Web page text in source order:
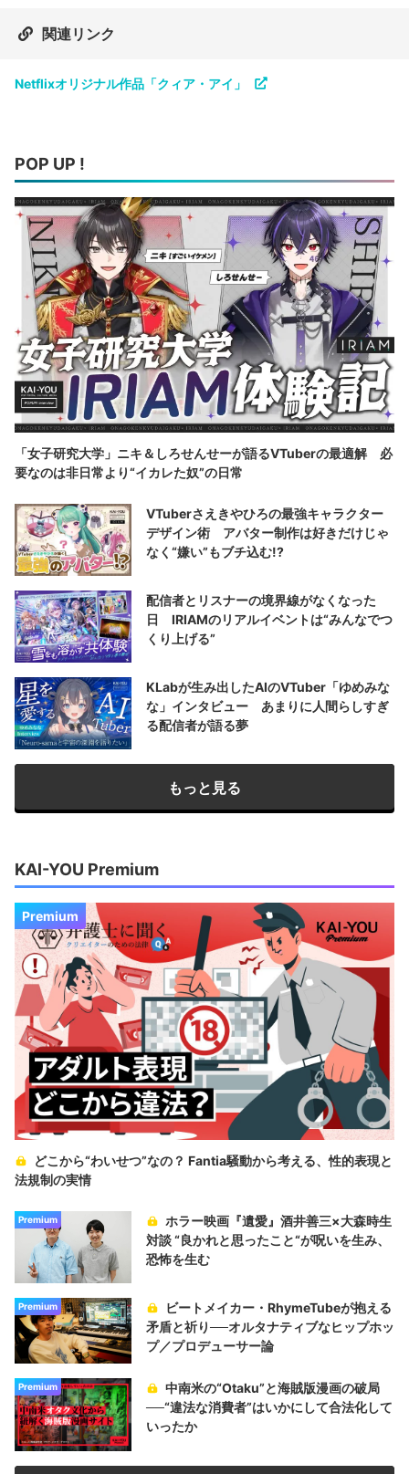
関連リンク
Netflixオリジナル作品「クィア・アイ」
POP UP !
「女子研究大学」ニキ＆しろせんせーが語るVTuberの最適解 必
要なのは非日常より“イカレた奴”の日常
VTuberさえきやひろの最強キャラクター
デザイン術 アバター制作は好きだけじゃ
なく“嫌い”もブチ込む!?
配信者とリスナーの境界線がなくなった
日 IRIAMのリアルイベントは“みんなでつ
くり上げる”
KLabが生み出したAIのVTuber「ゆめみな
な」インタビュー あまりに人間らしすぎ
る配信者が語る夢
もっと見る
KAI-YOU Premium
Premium
どこから“わいせつ”なの？ Fantia騒動から考える、性的表現と
法規制の実情
Premium
ホラー映画『遺愛』酒井善三×大森時生
対談 “良かれと思ったこと“が呪いを生み、
恐怖を生む
Premium
ビートメイカー・RhymeTubeが抱える
矛盾と祈り──オルタナティブなヒップホッ
プ／プロデューサー論
Premium
中南米の“Otaku”と海賊版漫画の破局
──“違法な消費者”はいかにして合法化して
いったか